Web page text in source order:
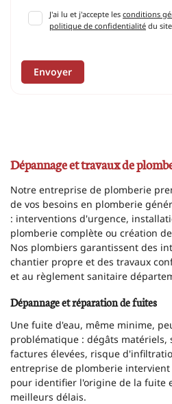
J'ai lu et j'accepte les conditions
politique de confidentialité du site
Envoyer
Dépannage et travaux de
Notre entreprise de plomberie
de vos besoins en plomberie
: interventions d'urgence,
plomberie complète ou création
Nos plombiers garantissent des
chantier propre et des travaux
et au règlement sanitaire
Dépannage et réparation de fuites
Une fuite d'eau, même minime,
problématique : dégâts matériels,
factures élevées, risque
entreprise de plomberie
pour identifier l'origine de la fuite
meilleurs délais.